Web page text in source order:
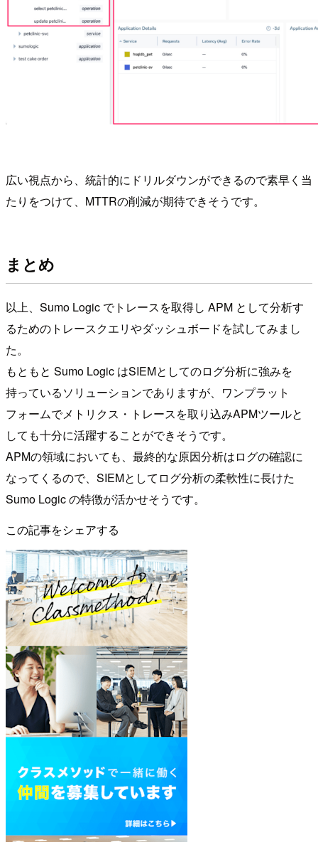
広い視点から、統計的にドリルダウンができるので素早く当
たりをつけて、MTTRの削減が期待できそうです。
まとめ
以上、Sumo Logic でトレースを取得し APM として分析す
るためのトレースクエリやダッシュボードを試してみまし
た。
もともと Sumo Logic はSIEMとしてのログ分析に強みを
持っているソリューションでありますが、ワンプラット
フォームでメトリクス・トレースを取り込みAPMツールと
しても十分に活躍することができそうです。
APMの領域においても、最終的な原因分析はログの確認に
なってくるので、SIEMとしてログ分析の柔軟性に長けた
Sumo Logic の特徴が活かせそうです。
この記事をシェアする